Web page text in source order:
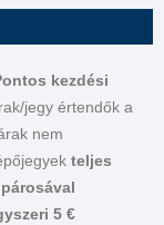
kezdési
jegy értendők a
nem
teljes
párosával
5 €